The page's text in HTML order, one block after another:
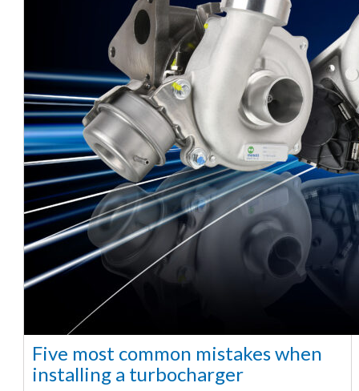
Five most common mistakes when
installing a turbocharger